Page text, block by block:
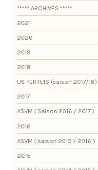
***** ARCHIVES *****
2021
2020
2019
2018
US PERTUIS (saison 2017/18)
2017
ASVM ( Saison 2016 / 2017 )
2016
ASVM ( saison 2015 / 2016 )
2015